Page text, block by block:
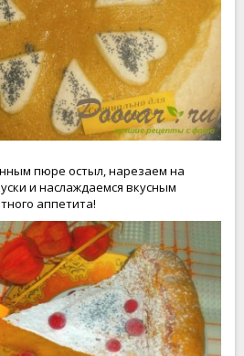
пюре остыл, нарезаем на
и наслаждаемся вкусным
аппетита!